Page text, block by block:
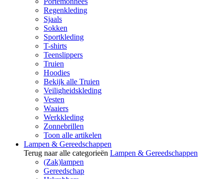
Regenkleding
Sjaals
Sokken
Sportkleding
T-shirts
Teenslippers
Truien
Hoodies
Bekijk alle Truien
Veiligheidskleding
Vesten
Waaiers
Werkkleding
Zonnebrillen
Toon alle artikelen
Lampen & Gereedschappen
Terug naar alle categorieën Lampen & Gereedschappen
(Zak)lampen
Gereedschap